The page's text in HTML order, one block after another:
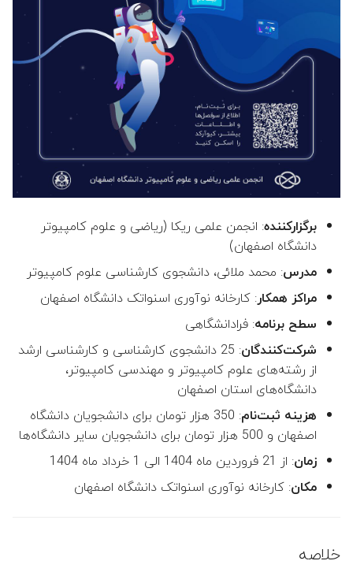
👤 حسن خسرویان عرب
👤 جعفر الماسی زاده
👤 محسن علمبردار (مدیر
👤 مریم خاتمی بیدگلی
گروه)
👤 مجتبی رفیعی کرکوندی
👤 نجمه حسینی منجزی
👤 ندا اسماعیلی
👤 رضا سبحانی
👤 علیرضا امینی هرندی
👤 افشین پرورده
برگزارکننده: انجمن علمی ریکا (ریاضی و علوم کامپیوتر
دانشگاه اصفهان)
مدرس: محمد ملائی، دانشجوی کارشناسی علوم کامپیوتر
مراکز همکار: کارخانه نوآوری اسنواتک دانشگاه اصفهان
سطح برنامه: فرادانشگاهی
شرکت‌کنندگان
: 25 دانشجوی کارشناسی و کارشناسی ارشد
از رشته‌های علوم کامپیوتر و مهندسی کامپیوتر،
دانشگاه‌های استان اصفهان
هزینه ثبت‌نام
: 350 هزار تومان برای دانشجویان دانشگاه
اصفهان و 500 هزار تومان برای دانشجویان سایر دانشگاه‌ها
زمان: از 21 فروردین ماه 1404 الی 1 خرداد ماه 1404
مکان: کارخانه نوآوری اسنواتک دانشگاه اصفهان
خلاصه